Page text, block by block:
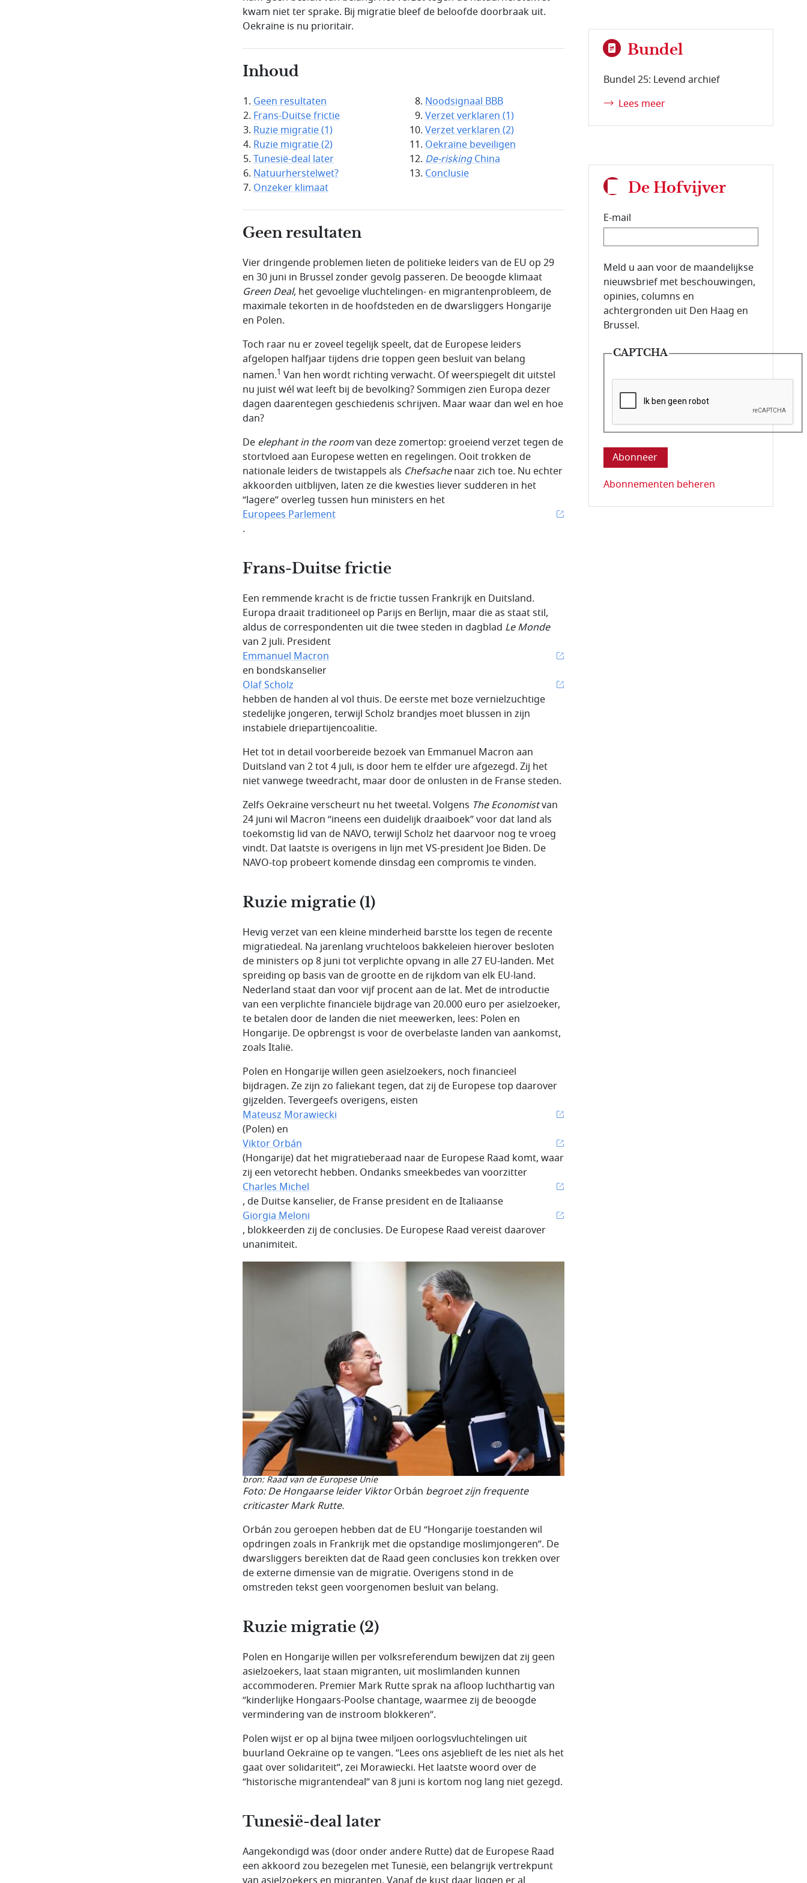
kwam niet ter sprake. Bij migratie bleef de beloofde doorbraak uit.
Oekraïne is nu prioritair.
Inhoud
Geen resultaten
Frans-Duitse frictie
Ruzie migratie (1)
Ruzie migratie (2)
Tunesië-deal later
Natuurherstelwet?
Onzeker klimaat
Noodsignaal BBB
Verzet verklaren (1)
Verzet verklaren (2)
Oekraïne beveiligen
De-riskingChina
Conclusie
Geen resultaten
Vier dringende problemen lieten de politieke leiders van de EU op 29
en 30 juni in Brussel zonder gevolg passeren. De beoogde klimaat
Green Deal, het gevoelige vluchtelingen- en migrantenprobleem, de
maximale tekorten in de hoofdsteden en de dwarsliggers Hongarije
en Polen.
Toch raar nu er zoveel tegelijk speelt, dat de Europese leiders
afgelopen halfjaar tijdens drie toppen geen besluit van belang
namen.1 Van hen wordt richting verwacht. Of weerspiegelt dit uitstel
nu juist wél wat leeft bij de bevolking? Sommigen zien Europa dezer
dagen daarentegen geschiedenis schrijven. Maar waar dan wel en hoe
dan?
De elephant in the roomvan deze zomertop: groeiend verzet tegen de
stortvloed aan Europese wetten en regelingen. Ooit trokken de
nationale leiders de twistappels als Chefsachenaar zich toe. Nu echter
akkoorden uitblijven, laten ze die kwesties liever sudderen in het
“lagere” overleg tussen hun ministers en het
Europees Parlement
.
Frans-Duitse frictie
Een remmende kracht is de frictie tussen Frankrijk en Duitsland.
Europa draait traditioneel op Parijs en Berlijn, maar die as staat stil,
aldus de correspondenten uit die twee steden in dagblad Le Monde
van 2 juli. President
Emmanuel Macron
en bondskanselier
Olaf Scholz
hebben de handen al vol thuis. De eerste met boze vernielzuchtige
stedelijke jongeren, terwijl Scholz brandjes moet blussen in zijn
instabiele driepartijencoalitie.
Het tot in detail voorbereide bezoek van Emmanuel Macron aan
Duitsland van 2 tot 4 juli, is door hem te elfder ure afgezegd. Zij het
niet vanwege tweedracht, maar door de onlusten in de Franse steden.
Zelfs Oekraïne verscheurt nu het tweetal. Volgens The Economistvan
24 juni wil Macron “ineens een duidelijk draaiboek” voor dat land als
toekomstig lid van de NAVO, terwijl Scholz het daarvoor nog te vroeg
vindt. Dat laatste is overigens in lijn met VS-president Joe Biden. De
NAVO-top probeert komende dinsdag een compromis te vinden.
Ruzie migratie (1)
Hevig verzet van een kleine minderheid barstte los tegen de recente
migratiedeal. Na jarenlang vruchteloos bakkeleien hierover besloten
de ministers op 8 juni tot verplichte opvang in alle 27 EU-landen. Met
spreiding op basis van de grootte en de rijkdom van elk EU-land.
Nederland staat dan voor vijf procent aan de lat. Met de introductie
van een verplichte financiële bijdrage van 20.000 euro per asielzoeker,
te betalen door de landen die niet meewerken, lees: Polen en
Hongarije. De opbrengst is voor de overbelaste landen van aankomst,
zoals Italië.
Polen en Hongarije willen geen asielzoekers, noch financieel
bijdragen. Ze zijn zo faliekant tegen, dat zij de Europese top daarover
gijzelden. Tevergeefs overigens, eisten
Mateusz Morawiecki
(Polen) en
Viktor Orbán
(Hongarije) dat het migratieberaad naar de Europese Raad komt, waar
zij een vetorecht hebben. Ondanks smeekbedes van voorzitter
Charles Michel
, de Duitse kanselier, de Franse president en de Italiaanse
Giorgia Meloni
, blokkeerden zij de conclusies. De Europese Raad vereist daarover
unanimiteit.
bron: Raad van de Europese Unie
Foto: De Hongaarse leider ViktorOrbán begroet zijn frequente
criticaster Mark Rutte.
Orbán zou geroepen hebben dat de EU “Hongarije toestanden wil
opdringen zoals in Frankrijk met die opstandige moslimjongeren”. De
dwarsliggers bereikten dat de Raad geen conclusies kon trekken over
de externe dimensie van de migratie. Overigens stond in de
omstreden tekst geen voorgenomen besluit van belang.
Ruzie migratie (2)
Polen en Hongarije willen per volksreferendum bewijzen dat zij geen
asielzoekers, laat staan migranten, uit moslimlanden kunnen
accommoderen. Premier Mark Rutte sprak na afloop luchthartig van
“kinderlijke Hongaars-Poolse chantage, waarmee zij de beoogde
vermindering van de instroom blokkeren”.
Polen wijst er op al bijna twee miljoen oorlogsvluchtelingen uit
buurland Oekraïne op te vangen. ”Lees ons asjeblieft de les niet als het
gaat over solidariteit”, zei Morawiecki. Het laatste woord over de
“historische migrantendeal” van 8 juni is kortom nog lang niet gezegd.
Tunesië-deal later
Aangekondigd was (door onder andere Rutte) dat de Europese Raad
een akkoord zou bezegelen met Tunesië, een belangrijk vertrekpunt
Bundel
Bundel 25: Levend archief
Lees meer
De Hofvijver
E-mail
E-mailadres van de abonnee.
Meld u aan voor de maandelijkse
nieuwsbrief met beschouwingen,
opinies, columns en
achtergronden uit Den Haag en
Brussel.
CAPTCHA
Deze vraag is om te controleren dat u
Abonnementen beheren